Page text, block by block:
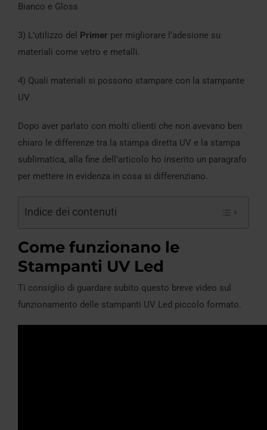
Bianco e Gloss
3) L’utilizzo del Primer per migliorare l’adesione su
materiali come vetro e metalli.
4) Quali materiali si possono stampare con la stampante
UV
Dopo aver parlato con molti clienti che non avevano ben
chiaro le differenze tra la stampa diretta UV e la stampa
sublimatica, alla fine dell’articolo ho inserito un paragrafo
per mettere in evidenza in cosa si differenziano.
Indice dei contenuti
Come funzionano le
Stampanti UV Led
Ti consiglio di guardare subito questo breve video sul
funzionamento delle stampanti UV Led piccolo formato.